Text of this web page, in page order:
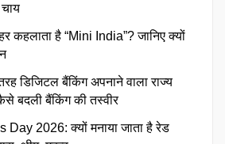
कहलाता है “Mini India”? जानिए क्यों
डिजिटल बैंकिंग अपनाने वाला राज्य
बदली बैंकिंग की तस्वीर
2026: क्यों मनाया जाता है रेड